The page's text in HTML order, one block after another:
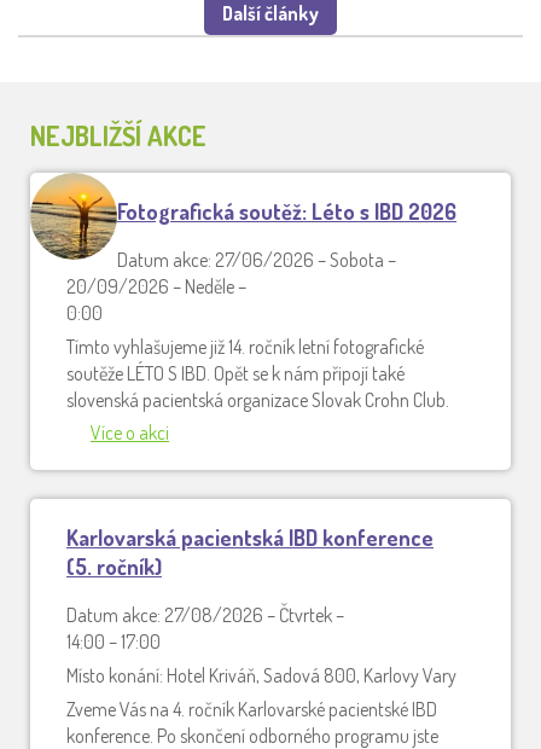
Další články
NEJBLIŽŠÍ AKCE
Fotografická soutěž: Léto s IBD 2026
Datum akce: 27/06/2026 – Sobota –
20/09/2026 – Neděle –
0:00
Tímto vyhlašujeme již 14. ročník letní fotografické
soutěže LÉTO S IBD. Opět se k nám připojí také
slovenská pacientská organizace Slovak Crohn Club.
Více o akci
Karlovarská pacientská IBD konference
(5. ročník)
Datum akce: 27/08/2026 – Čtvrtek –
14:00 – 17:00
Místo konání: Hotel Kriváň, Sadová 800, Karlovy Vary
Zveme Vás na 4. ročník Karlovarské pacientské IBD
konference. Po skončení odborného programu jste